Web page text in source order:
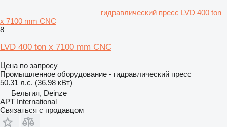
гидравлический пресс LVD 400 ton
x 7100 mm CNC
8
LVD 400 ton x 7100 mm CNC
Цена по запросу
Промышленное оборудование - гидравлический пресс
50.31 л.с. (36.98 кВт)
Бельгия, Deinze
APT International
Связаться с продавцом